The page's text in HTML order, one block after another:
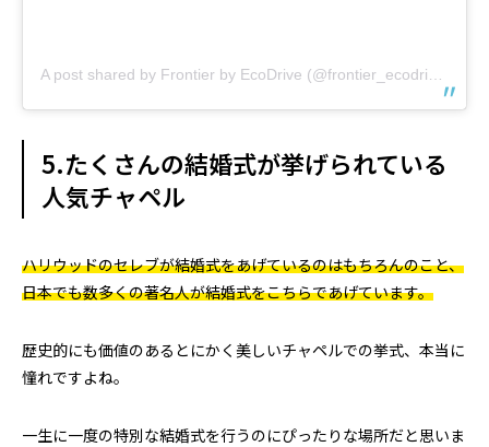
5.たくさんの結婚式が挙げられている
人気チャペル
ハリウッドのセレブが結婚式をあげているのはもちろんのこと、
日本でも数多くの著名人が結婚式をこちらであげています。
歴史的にも価値のあるとにかく美しいチャペルでの挙式、本当に
憧れですよね。
一生に一度の特別な結婚式を行うのにぴったりな場所だと思いま